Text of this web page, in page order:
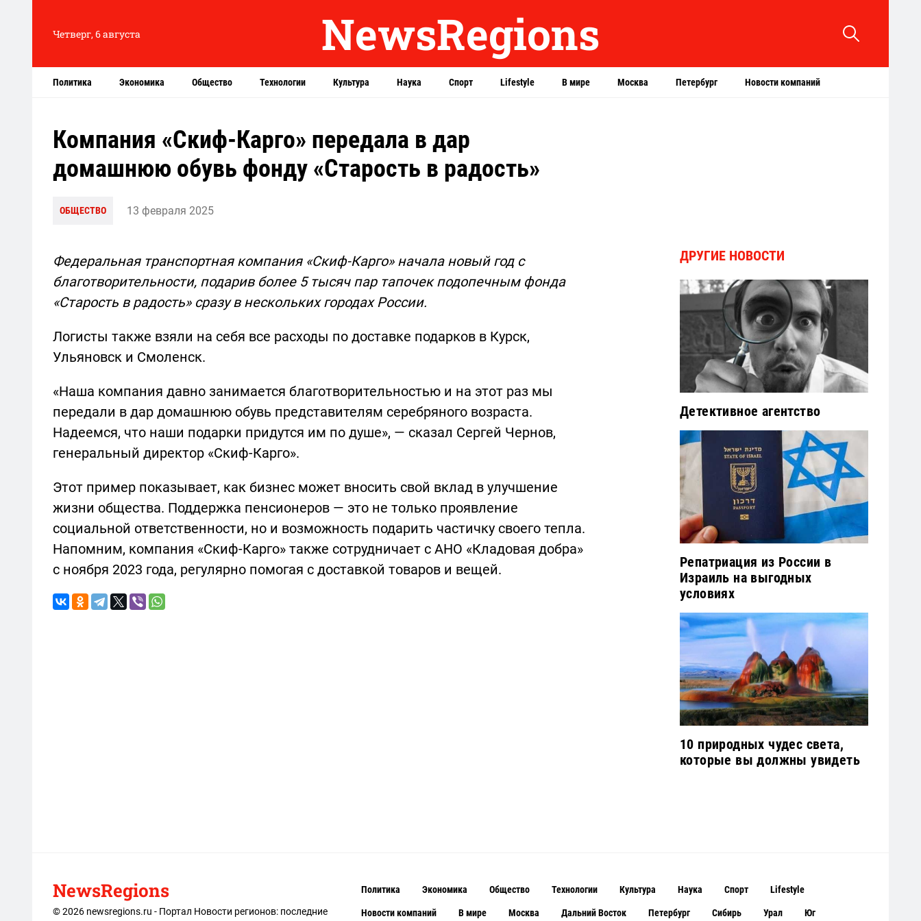
Четверг, 6 августа NewsRegions
Политика Экономика Общество Технологии Культура Наука Спорт Lifestyle В мире Москва Петербург Новости компаний
Компания «Скиф-Карго» передала в дар
домашнюю обувь фонду «Старость в радость»
ОБЩЕСТВО 13 февраля 2025
Федеральная транспортная компания «Скиф-Карго» начала новый год с
благотворительности, подарив более 5 тысяч пар тапочек подопечным фонда
«Старость в радость» сразу в нескольких городах России.
Логисты также взяли на себя все расходы по доставке подарков в Курск,
Ульяновск и Смоленск.
«Наша компания давно занимается благотворительностью и на этот раз мы
передали в дар домашнюю обувь представителям серебряного возраста.
Надеемся, что наши подарки придутся им по душе», — сказал Сергей Чернов,
генеральный директор «Скиф-Карго».
Этот пример показывает, как бизнес может вносить свой вклад в улучшение
жизни общества. Поддержка пенсионеров — это не только проявление
социальной ответственности, но и возможность подарить частичку своего тепла.
Напомним, компания «Скиф-Карго» также сотрудничает с АНО «Кладовая добра»
с ноября 2023 года, регулярно помогая с доставкой товаров и вещей.
ДРУГИЕ НОВОСТИ
Детективное агентство
Репатриация из России в
Израиль на выгодных
условиях
10 природных чудес света,
которые вы должны увидеть
NewsRegions
© 2026 newsregions.ru - Портал Новости регионов: последние
Политика Экономика Общество Технологии Культура Наука Спорт Lifestyle
Новости компаний В мире Москва Дальний Восток Петербург Сибирь Урал Юг